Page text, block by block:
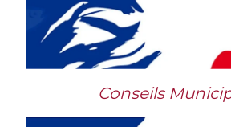
Conseils